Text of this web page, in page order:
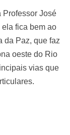
Professor José
fica bem ao
da Paz, que faz
oeste do Rio
vias que